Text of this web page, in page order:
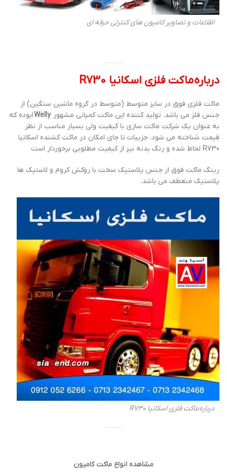
اظلاعات و تصاویر کامیون های کنترلی حرفه ای
درباره ماکت فلزی اسکانیا R730
ماکت فلزی فوق در سایز متوسط (متوسط در گروه ماشین سنگین) از
جنس فلز می باشد. تولید کننده این ماکت کمپانی مشهورWellyایوده که
به عنوان یک شرکت ماکت سازی با کیفیت ولی بسیار مناسب از نظر
قیمت شناخته می شود. جزییات تا جای امکان در ماکت کشنده اسکانیا
R730 لحاظ شده و رنگ بدنه نیز از کیفیت مطلوبی برخوردار است
رینگ ماکت فوق از جنس پلاستیک سخت با روکش کروم و لاستیک ها
پلاستیک منعطف می باشد.
درباره ماکت فلزی اسکانیا R730
مشاهده انواع ماکت کامیون